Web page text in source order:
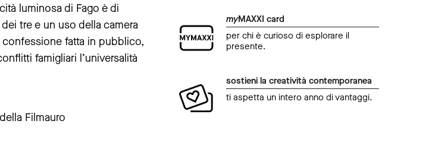
luminosa di Fago è di
tre e un uso della camera
fatta in pubblico,
famigliari l’universalità
Filmauro
myMAXXI card
per chi è curioso di esplorare il
presente.
sostieni la creatività contemporanea
ti aspetta un intero anno di vantaggi.